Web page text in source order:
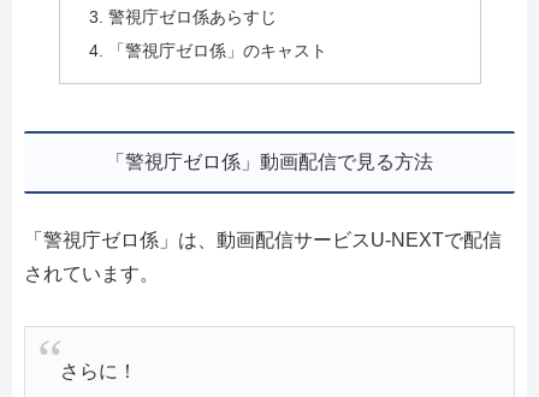
警視庁ゼロ係あらすじ
「警視庁ゼロ係」のキャスト
「警視庁ゼロ係」動画配信で見る方法
「警視庁ゼロ係」は、動画配信サービスU-NEXTで配信
されています。
さらに！